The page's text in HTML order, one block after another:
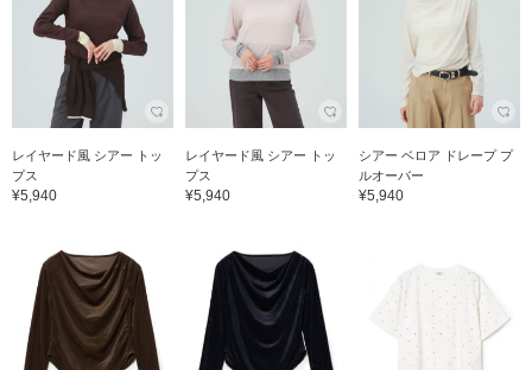
レイヤード風 シアー トッ
プス
¥5,940
レイヤード風 シアー トッ
プス
¥5,940
シアー ベロア ドレープ プ
ルオーバー
¥5,940